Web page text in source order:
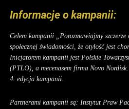
Informacje o kampanii:
Celem kampanii „Porozmawiajmy
społecznej świadomości, że otyłość jest
Inicjatorem kampanii jest Polskie
(PTLO), a mecenasem firma Novo
4. edycja kampanii.
Partnerami kampanii są: Instytut Praw